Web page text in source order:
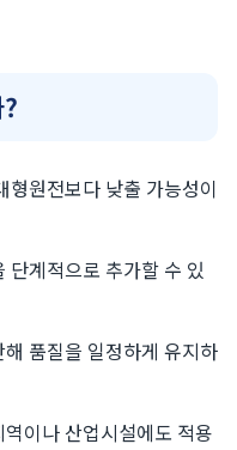
형원전보다 낮출 가능성이
단계적으로 추가할 수 있
품질을 일정하게 유지하
이나 산업시설에도 적용